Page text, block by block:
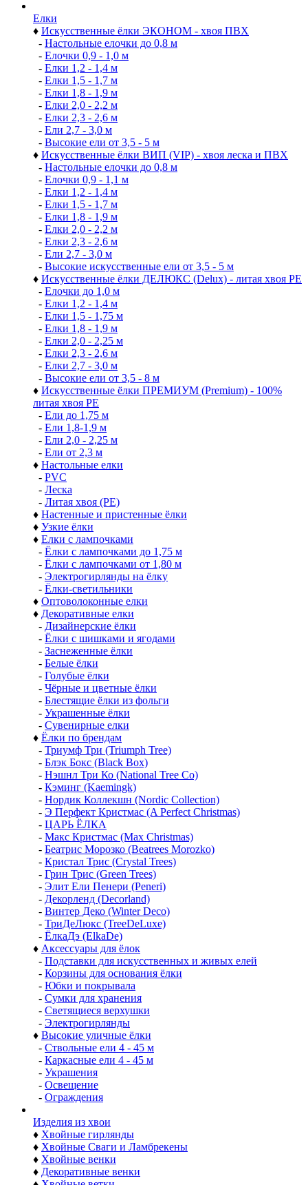
Елки
♦Искусственные ёлки ЭКОНОМ - хвоя ПВХ
- Настольные елочки до 0,8 м
- Елочки 0,9 - 1,0 м
- Елки 1,2 - 1,4 м
-Елки 1,5 - 1,7 м
- Елки 1,8 - 1,9 м
- Елки 2,0 - 2,2 м
- Елки 2,3 - 2,6 м
- Ели 2,7 - 3,0 м
- Высокие ели от 3,5 - 5 м
♦Искусственные ёлки ВИП (VIP) - хвоя леска и ПВХ
- Настольные елочки до 0,8 м
- Елочки 0,9 - 1,1 м
- Елки 1,2 - 1,4 м
-Елки 1,5 - 1,7 м
- Елки 1,8 - 1,9 м
- Елки 2,0 - 2,2 м
- Елки 2,3 - 2,6 м
- Ели 2,7 - 3,0 м
- Высокие искусственные ели от 3,5 - 5 м
♦Искусственные ёлки ДЕЛЮКС (Delux) - литая хвоя РЕ
- Елочки до 1,0 м
- Елки 1,2 - 1,4 м
-Елки 1,5 - 1,75 м
-Елки 1,8 - 1,9 м
- Елки 2,0 - 2,25 м
- Елки 2,3 - 2,6 м
- Елки 2,7 - 3,0 м
- Высокие ели от 3,5 - 8 м
♦ Искусственные ёлки ПРЕМИУМ (Premium) - 100%
литая хвоя РЕ
- Ели до 1,75 м
- Ели 1,8-1,9 м
-Ели 2,0 - 2,25 м
-Ели от 2,3 м
♦ Настольные елки
- PVC
- Леска
- Литая хвоя (РЕ)
♦Настенные и пристенные ёлки
♦ Узкие ёлки
♦ Елки с лампочками
- Ёлки с лампочками до 1,75 м
- Ёлки с лампочками от 1,80 м
- Электрогирлянды на ёлку
- Ёлки-светильники
♦Оптоволоконные елки
♦Декоративные елки
- Дизайнерские ёлки
- Ёлки с шишками и ягодами
- Заснеженные ёлки
-Белые ёлки
- Голубые ёлки
- Чёрные и цветные ёлки
- Блестящие ёлки из фольги
- Украшенные ёлки
- Сувенирные елки
♦Ёлки по брендам
- Триумф Три (Triumph Tree)
- Блэк Бокс (Black Box)
- Нэшнл Три Ко (National Tree Co)
- Кэминг (Kaemingk)
- Нордик Коллекшн (Nordic Collection)
- Э Перфект Кристмас (A Perfect Christmas)
- ЦАРЬ ЁЛКА
- Макс Кристмас (Max Christmas)
- Беатрис Морозко (Beatrees Morozko)
- Кристал Трис (Crystal Trees)
-Грин Трис (Green Trees)
- Элит Ели Пенери (Peneri)
- Декорленд (Decorland)
- Винтер Деко (Winter Deco)
- ТриДеЛюкс (TreeDeLuxe)
- ЁлкаДэ (ElkaDe)
♦Аксессуары для ёлок
-Подставки для искусственных и живых елей
- Корзины для основания ёлки
- Юбки и покрывала
- Сумки для хранения
- Светящиеся верхушки
- Электрогирлянды
-Ствольные ели 4 - 45 м
-Каркасные ели 4 - 45 м
-Украшения
-Освещение
-Ограждения